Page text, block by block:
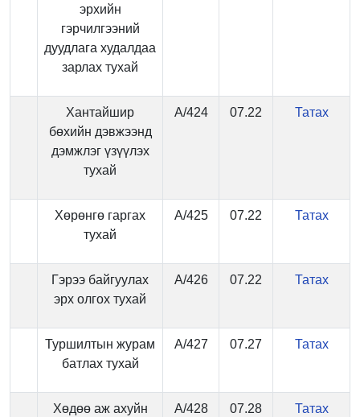
эрхийн
гэрчилгээний
дуудлага худалдаа
зарлах тухай
Хантайшир
бөхийн дэвжээнд
дэмжлэг үзүүлэх
тухай
А/424 07.22 Татах
Хөрөнгө гаргах
тухай
А/425 07.22 Татах
Гэрээ байгуулах
эрх олгох тухай
А/426 07.22 Татах
Туршилтын журам
батлах тухай
А/427 07.27 Татах
Хөдөө аж ахуйн А/428 07.28 Татах